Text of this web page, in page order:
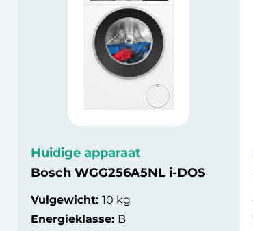
Huidige apparaat
Bosch WGG256A5NL i-DOS
Vulgewicht: 10 kg
Energieklasse: B